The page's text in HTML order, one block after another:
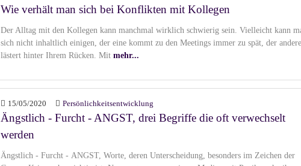
Wie verhält man sich bei Konflikten mit Kollegen
Der Alltag mit den Kollegen kann manchmal wirklich schwierig sein. Vielleicht kann
sich nicht inhaltlich einigen, der eine kommt zu den Meetings immer zu spät, der andere
lästert hinter Ihrem Rücken. Mit mehr...
15/05/2020 Persönlichkeitsentwicklung
Ängstlich - Furcht - ANGST, drei Begriffe die oft verwechselt
werden
Ängstlich - Furcht - ANGST, Worte, deren Unterscheidung, besonders im Zeichen der